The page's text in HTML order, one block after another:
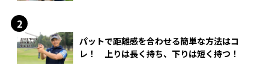
パットで距離感を合わせる簡単な方法はコ
レ！ 上りは長く持ち、下りは短く持つ！